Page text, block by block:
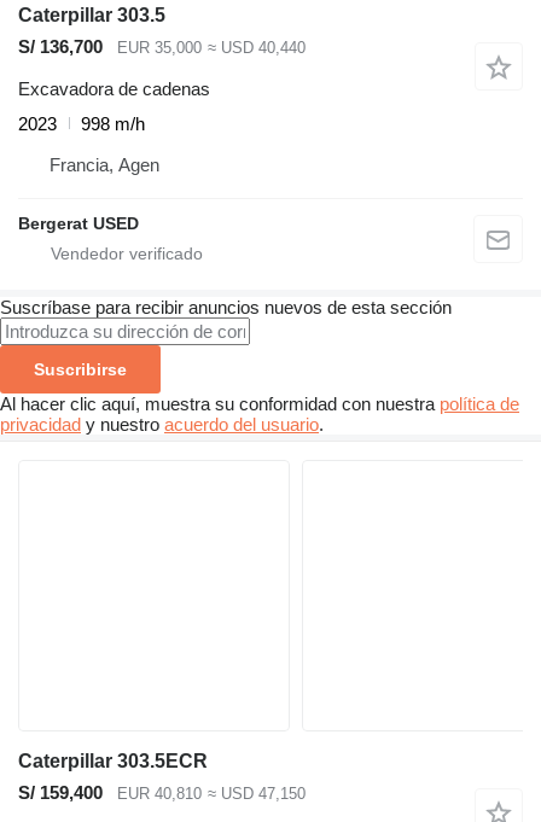
Caterpillar 303.5
S/ 136,700
EUR 35,000 ≈ USD 40,440
Excavadora de cadenas
2023
998 m/h
Francia, Agen
Bergerat USED
Suscríbase para recibir anuncios nuevos de esta sección
Suscribirse
Al hacer clic aquí, muestra su conformidad con nuestra política de
privacidad y nuestro acuerdo del usuario.
Caterpillar 303.5ECR
S/ 159,400
EUR 40,810 ≈ USD 47,150